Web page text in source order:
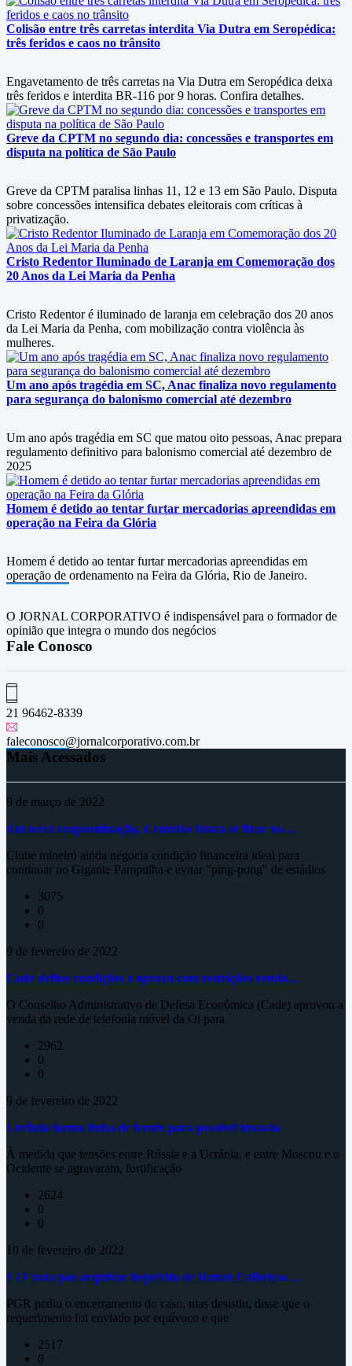
Colisão entre três carretas interdita Via Dutra em Seropédica:
três feridos e caos no trânsito
Engavetamento de três carretas na Via Dutra em Seropédica deixa
três feridos e interdita BR-116 por 9 horas. Confira detalhes.
Greve da CPTM no segundo dia: concessões e transportes em
disputa na política de São Paulo
Greve da CPTM paralisa linhas 11, 12 e 13 em São Paulo. Disputa
sobre concessões intensifica debates eleitorais com críticas à
privatização.
Cristo Redentor Iluminado de Laranja em Comemoração dos
20 Anos da Lei Maria da Penha
Cristo Redentor é iluminado de laranja em celebração dos 20 anos
da Lei Maria da Penha, com mobilização contra violência às
mulheres.
Um ano após tragédia em SC, Anac finaliza novo regulamento
para segurança do balonismo comercial até dezembro
Um ano após tragédia em SC que matou oito pessoas, Anac prepara
regulamento definitivo para balonismo comercial até dezembro de
2025
Homem é detido ao tentar furtar mercadorias apreendidas em
operação na Feira da Glória
Homem é detido ao tentar furtar mercadorias apreendidas em
operação de ordenamento na Feira da Glória, Rio de Janeiro.
O JORNAL CORPORATIVO é indispensável para o formador de
opinião que integra o mundo dos negócios
Fale Conosco
21 96462-8339
faleconosco@jornalcorporativo.com.br
Mais Acessados
9 de março de 2022
Em nova reaproximação, Cruzeiro busca se fixar no…
Clube mineiro ainda negocia condição financeira ideal para
continuar no Gigante Pampulha e evitar "ping-pong" de estádios
3075
0
0
9 de fevereiro de 2022
Cade define condições e aprova com restrições venda…
O Conselho Administrativo de Defesa Econômica (Cade) aprovou a
venda da rede de telefonia móvel da Oi para
2962
0
0
9 de fevereiro de 2022
Ucrânia forma linha de frente para possível invasão
À medida que tensões entre Rússia e a Ucrânia, e entre Moscou e o
Ocidente se agravaram, fortificação
2624
0
0
10 de fevereiro de 2022
STF vota por arquivar inquérito de Renan Calheiros…
PGR pediu o encerramento do caso, mas desistiu, disse que o
requerimento foi enviado por equívoco e que
2517
0